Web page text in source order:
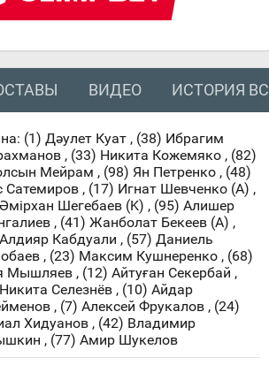
ВИДЕО ИСТОРИЯ
(1) Дәулет Куат , (38) Ибрагим
, (33) Никита Кожемяко , (82)
Мейрам , (98) Ян Петренко , (48)
Сатемиров , (17) Игнат Шевченко (A) ,
Шегебаев (K) , (95) Алишер
, (41) Жанболат Бекеев (A) ,
Кабдуали , (57) Даниель
, (23) Максим Кушнеренко , (68)
Мышляев , (12) Айтуған Секербай ,
Селезнёв , (10) Айдар
, (7) Алексей Фрукалов , (24)
Хидуанов , (42) Владимир
, (77) Амир Шукелов